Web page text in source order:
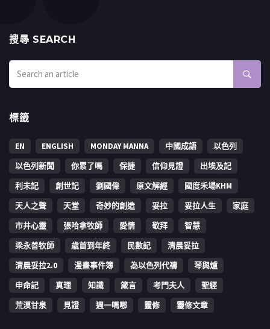
搜㝷 SEARCH
標籤
EN ENGLISH MONDAY MANNA 中國成語
以色列
以色列新聞
你累了嗎 保捷 信仰見證
出埃及記
利未記
創世記 劉國偉 原文解經
國度禾場KHM
天人之聲
天堂 奇妙的創造 妥拉 妥拉人生
家庭
市井心靈
張哈拿牧師 愛情 敬拜
智慧
梁永善牧師
歳首到年終 民數記
清晨妥拉
清晨妥拉2.0
漫畫事件簿 為以色列代禱
琴與爐
申命記
真理 知識 箴言 考門夫人
聖經
荒漠甘泉
見證 週一嗎哪 靈修 靈修文章